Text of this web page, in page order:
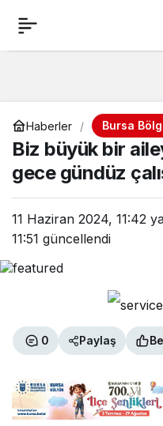
Haberler Bursa
Biz büyük bir
gece gündüz
11 Haziran 2024, 11:42
11:51 güncellendi
0 Paylaş
Biz büyük bir aileyiz